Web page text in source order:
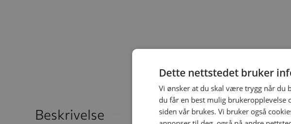
Beskrivelse
Dette nettstedet bruker
Vi ønsker at du skal være trygg når du
du får en best mulig brukeropplevelse
siden vår brukes. Vi bruker også